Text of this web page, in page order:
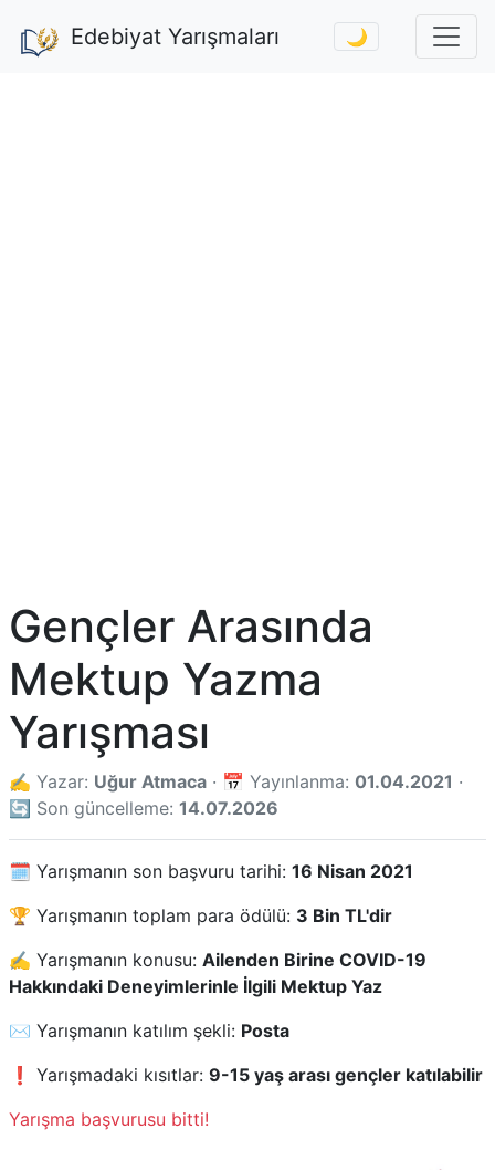
Edebiyat Yarışmaları 🌙
Gençler Arasında
Mektup Yazma
Yarışması
✍️ Yazar: Uğur Atmaca · 📅 Yayınlanma: 01.04.2021 ·
🔄 Son güncelleme: 14.07.2026
🗓️ Yarışmanın son başvuru tarihi: 16 Nisan 2021
🏆 Yarışmanın toplam para ödülü: 3 Bin TL'dir
✍️ Yarışmanın konusu: Ailenden Birine COVID-19
Hakkındaki Deneyimlerinle İlgili Mektup Yaz
✉️ Yarışmanın katılım şekli: Posta
❗ Yarışmadaki kısıtlar: 9-15 yaş arası gençler katılabilir
Yarışma başvurusu bitti!